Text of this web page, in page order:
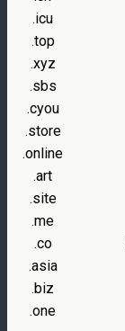
.icu
.top
.xyz
.sbs
.cyou
.store
.online
.art
.site
.me
.co
.asia
.biz
.one